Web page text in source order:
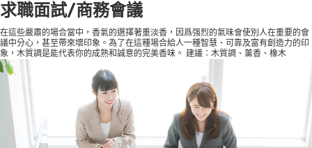
求職面試/商務會議
在這些嚴肅的場合當中，香氣的選擇著重淡香，因爲强烈的氣味會使別人在重要的會
議中分心，甚至帶來壞印象。為了在這種場合給人一種智慧、可靠及富有創造力的印
象，木質調是能代表你的成熟和誠意的完美香味。 建議：木質調、薰香、橡木